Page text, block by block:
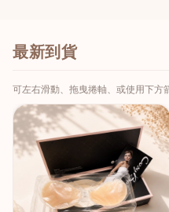
最新到貨
可左右滑動、拖曳捲軸、或使用下方